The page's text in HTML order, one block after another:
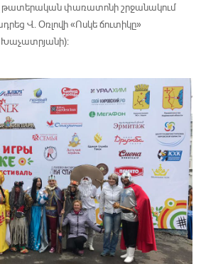
թատերական փառատոնի շրջանակում
Վ. Օռլովի «Ոսկե ճուտիկը»
Խաչատրյանի):